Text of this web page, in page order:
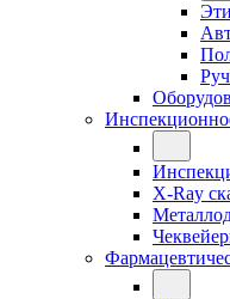
X-Ray